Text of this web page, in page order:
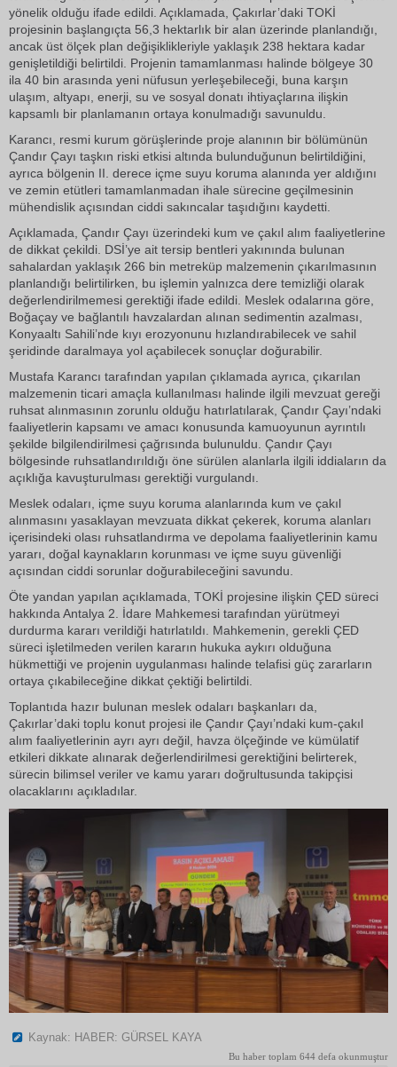
yönelik olduğu ifade edildi. Açıklamada, Çakırlar’daki TOKİ
projesinin başlangıçta 56,3 hektarlık bir alan üzerinde planlandığı,
ancak üst ölçek plan değişiklikleriyle yaklaşık 238 hektara kadar
genişletildiği belirtildi. Projenin tamamlanması halinde bölgeye 30
ila 40 bin arasında yeni nüfusun yerleşebileceği, buna karşın
ulaşım, altyapı, enerji, su ve sosyal donatı ihtiyaçlarına ilişkin
kapsamlı bir planlamanın ortaya konulmadığı savunuldu.
Karancı, resmi kurum görüşlerinde proje alanının bir bölümünün
Çandır Çayı taşkın riski etkisi altında bulunduğunun belirtildiğini,
ayrıca bölgenin II. derece içme suyu koruma alanında yer aldığını
ve zemin etütleri tamamlanmadan ihale sürecine geçilmesinin
mühendislik açısından ciddi sakıncalar taşıdığını kaydetti.
Açıklamada, Çandır Çayı üzerindeki kum ve çakıl alım faaliyetlerine
de dikkat çekildi. DSİ’ye ait tersip bentleri yakınında bulunan
sahalardan yaklaşık 266 bin metreküp malzemenin çıkarılmasının
planlandığı belirtilirken, bu işlemin yalnızca dere temizliği olarak
değerlendirilmemesi gerektiği ifade edildi. Meslek odalarına göre,
Boğaçay ve bağlantılı havzalardan alınan sedimentin azalması,
Konyaaltı Sahili’nde kıyı erozyonunu hızlandırabilecek ve sahil
şeridinde daralmaya yol açabilecek sonuçlar doğurabilir.
Mustafa Karancı tarafından yapılan çıklamada ayrıca, çıkarılan
malzemenin ticari amaçla kullanılması halinde ilgili mevzuat gereği
ruhsat alınmasının zorunlu olduğu hatırlatılarak, Çandır Çayı’ndaki
faaliyetlerin kapsamı ve amacı konusunda kamuoyunun ayrıntılı
şekilde bilgilendirilmesi çağrısında bulunuldu. Çandır Çayı
bölgesinde ruhsatlandırıldığı öne sürülen alanlarla ilgili iddiaların da
açıklığa kavuşturulması gerektiği vurgulandı.
Meslek odaları, içme suyu koruma alanlarında kum ve çakıl
alınmasını yasaklayan mevzuata dikkat çekerek, koruma alanları
içerisindeki olası ruhsatlandırma ve depolama faaliyetlerinin kamu
yararı, doğal kaynakların korunması ve içme suyu güvenliği
açısından ciddi sorunlar doğurabileceğini savundu.
Öte yandan yapılan açıklamada, TOKİ projesine ilişkin ÇED süreci
hakkında Antalya 2. İdare Mahkemesi tarafından yürütmeyi
durdurma kararı verildiği hatırlatıldı. Mahkemenin, gerekli ÇED
süreci işletilmeden verilen kararın hukuka aykırı olduğuna
hükmettiği ve projenin uygulanması halinde telafisi güç zararların
ortaya çıkabileceğine dikkat çektiği belirtildi.
Toplantıda hazır bulunan meslek odaları başkanları da,
Çakırlar’daki toplu konut projesi ile Çandır Çayı’ndaki kum-çakıl
alım faaliyetlerinin ayrı ayrı değil, havza ölçeğinde ve kümülatif
etkileri dikkate alınarak değerlendirilmesi gerektiğini belirterek,
sürecin bilimsel veriler ve kamu yararı doğrultusunda takipçisi
olacaklarını açıkladılar.
Kaynak: HABER: GÜRSEL KAYA
Bu haber toplam 644 defa okunmuştur